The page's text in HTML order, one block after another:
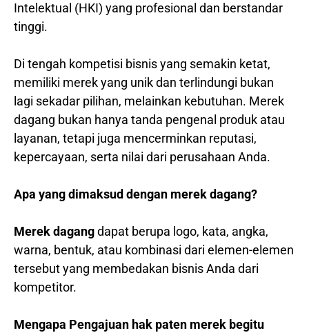
Intelektual (HKI) yang profesional dan berstandar
tinggi.
Di tengah kompetisi bisnis yang semakin ketat,
memiliki merek yang unik dan terlindungi bukan
lagi sekadar pilihan, melainkan kebutuhan. Merek
dagang bukan hanya tanda pengenal produk atau
layanan, tetapi juga mencerminkan reputasi,
kepercayaan, serta nilai dari perusahaan Anda.
Apa yang dimaksud dengan merek dagang?
Merek dagangdapat berupa logo, kata, angka,
warna, bentuk, atau kombinasi dari elemen-elemen
tersebut yang membedakan bisnis Anda dari
kompetitor.
Mengapa Pengajuan hak paten merek begitu